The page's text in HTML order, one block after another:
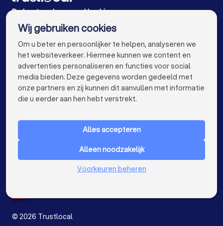
Schoonmaakbedrijven in Meulebeke
Schoonmaakbedrijven in Antwerpen
Schoonmaakbedrijven in Gent
Schoonmaakbedrijven in Brugge
Schoonmaakbedrijven in Leuven
Schoonmaakbedrijven in Mechelen
Schoonmaakbedrijven in Hasselt
Schoonmaakbedrijven in Sint-Niklaas
De beste schoonmaakbedrijven voor u
VOOR PARTICULIEREN keyboard_arrow_down
Nederland
© 2026 Trustlocal
Wij gebruiken cookies
Om u beter en persoonlijker te helpen, analyseren we
het websiteverkeer. Hiermee kunnen we content en
advertenties personaliseren en functies voor social
media bieden. Deze gegevens worden gedeeld met
onze partners en zij kunnen dit aanvullen met informatie
die u eerder aan hen hebt verstrekt.
Alles accepteren
Alleen noodzakelijk
Voorkeuren beheren